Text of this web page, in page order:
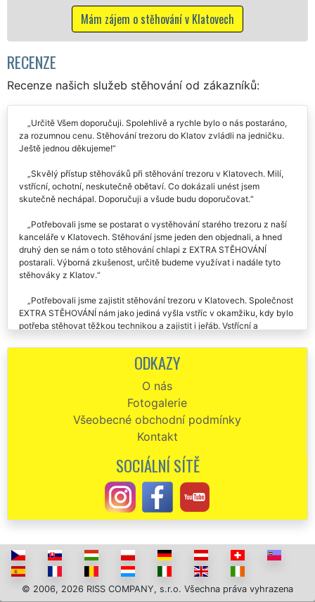
včetně víkendů a svátků bez
Mám zájem o stěhovací služby v
RECENZE
Recenze našich služeb stěhování od zákazníků:
Určitě Všem doporučuji. Spolehlivě a rychle bylo o nás postaráno,
za rozumnou cenu. Stěhování trezoru do Klatov zvládli na jedničku.
Skvělý přístup stěhováků při stěhování trezoru v Klatovech. Milí,
vstřícní, ochotní, neskutečně obětaví. Co dokázali unést jsem
Potřebovali jsme se postarat o vystěhování starého trezoru z naší
kanceláře v Klatovech. Stěhování jsme jeden den objednali, a hned
druhý den se nám o toto stěhování chlapi z EXTRA STĚHOVÁNÍ
postarali. Výborná zkušenost, určitě budeme využívat i nadále tyto
Potřebovali jsme zajistit stěhování trezoru v Klatovech. Společnost
EXTRA STĚHOVÁNÍ nám jako jediná vyšla vstříc v okamžiku, kdy bylo
spolehliví stěhováci. Děkujeme.?
Profesionální a rychlé jednání při stěhování našeho popeláku. Všem
ODKAZY
O nás
Fotogalerie
Všeobecné obchodní podmínky
Kontakt
SOCIÁLNÍ SÍTĚ